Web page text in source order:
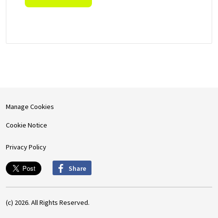
Manage Cookies
Cookie Notice
Privacy Policy
Share
(c) 2026. All Rights Reserved.